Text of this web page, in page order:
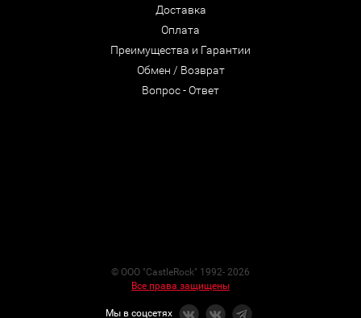
Доставка
Оплата
Преимущества и Гарантии
Обмен / Возврат
Вопрос - Ответ
© ООО "CastleRock" 1992- 2026
Все права защищены
Мы в соцсетях